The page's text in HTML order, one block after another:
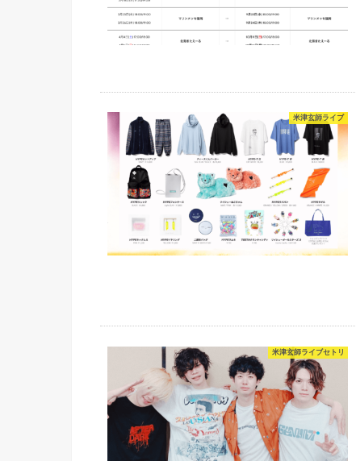
米津玄師ライブ
米津玄師ライブセトリ